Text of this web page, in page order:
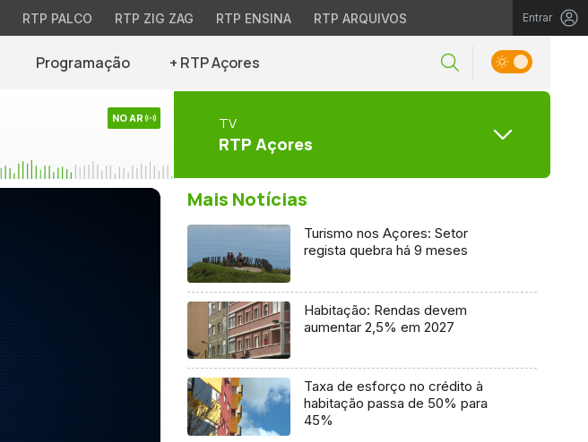
RTP PALCO RTP ZIG ZAG RTP ENSINA RTP ARQUIVOS Entrar
Programação + RTP Açores
NO AR TV
RTP Açores
Mais Notícias
Turismo nos Açores: Setor
regista quebra há 9 meses
Habitação: Rendas devem
aumentar 2,5% em 2027
Taxa de esforço no crédito à
habitação passa de 50% para
45%